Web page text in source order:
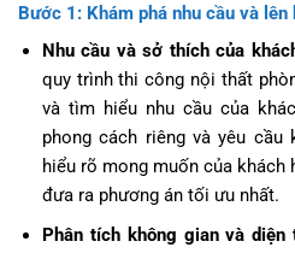
Bước 1: Khám phá nhu cầu và
Nhu cầu và sở thích của
quy trình thi công nội thất
và tìm hiểu nhu cầu của
phong cách riêng và yêu
hiểu rõ mong muốn của
đưa ra phương án tối ưu nhất.
Phân tích không gian và diện